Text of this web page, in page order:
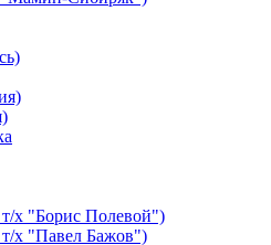
х "Борис Полевой")
х "Павел Бажов")